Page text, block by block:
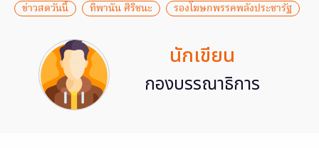
ข่าวสดวันนี้ ทิพานัน ศิริชนะ รองโฆษกพรรคพลังประชารัฐ
นักเขียน
กองบรรณาธิการ